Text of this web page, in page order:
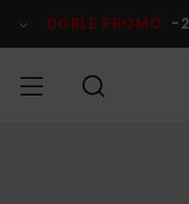
del
DOBLE PROMO -